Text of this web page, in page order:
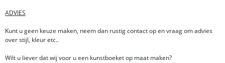
ADVIES
Kunt u geen keuze maken, neem dan rustig contact op en vraag om advies
over stijl, kleur etc..
Wilt u liever dat wij voor u een kunstboeket op maat maken?